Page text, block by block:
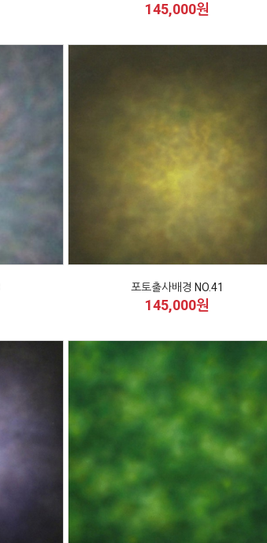
145,000원
포토출사배경 NO.41
145,000원